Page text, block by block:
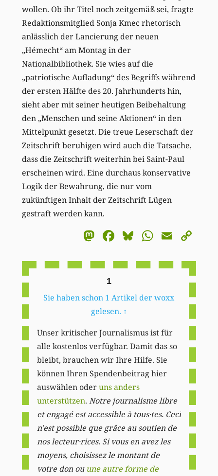
wollen. Ob ihr Titel noch zeitgemäß sei, fragte
Redaktionsmitglied Sonja Kmec rhetorisch
anlässlich der Lancierung der neuen
„Hémecht“ am Montag in der
Nationalbibliothek. Sie wies auf die
„patriotische Aufladung“ des Begriffs während
der ersten Hälfte des 20. Jahrhunderts hin,
sieht aber mit seiner heutigen Beibehaltung
den „Menschen und seine Aktionen“ in den
Mittelpunkt gesetzt. Die treue Leserschaft der
Zeitschrift beruhigen wird auch die Tatsache,
dass die Zeitschrift weiterhin bei Saint-Paul
erscheinen wird. Eine durchaus konservative
Logik der Bewahrung, die nur vom
zukünftigen Inhalt der Zeitschrift Lügen
gestraft werden kann.
Mastodon
Facebook
BlueskyEmail
1
Sie haben schon 1 Artikel der woxx
gelesen. ↑
Unser kritischer Journalismus ist für
alle kostenlos verfügbar. Damit das so
bleibt, brauchen wir Ihre Hilfe. Sie
können Ihren Spendenbeitrag hier
auswählen oderuns anders
unterstützen. Notre journalisme libre
et engagé est accessible à tous·tes. Ceci
n'est possible que grâce au soutien de
nos lecteur·rices. Si vous en avez les
moyens, choisissez le montant de
votre don ou une autre forme de